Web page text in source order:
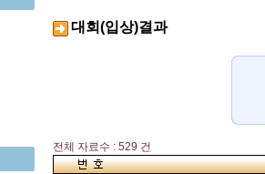
대회(입상)결과
전체 자료수 : 529 건